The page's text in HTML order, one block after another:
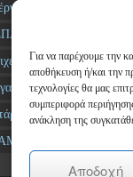
Για να παρέχουμε την
αποθήκευση ή/και την
τεχνολογίες θα μας
συμπεριφορά
ανάκληση της
Αποδοχή
Σεμινάρια